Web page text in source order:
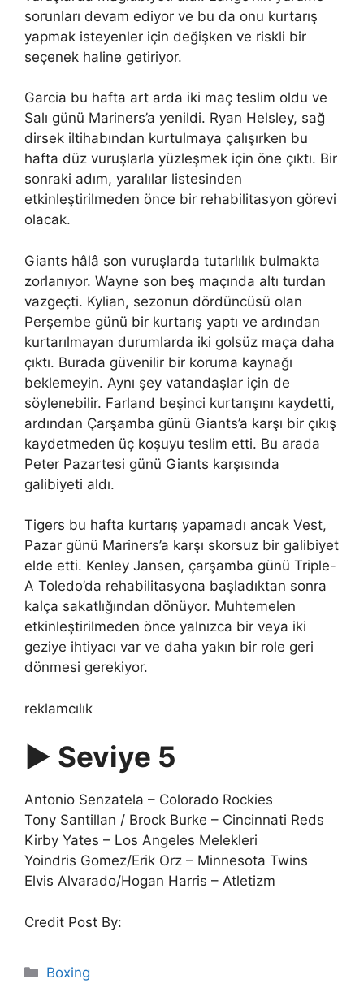
sorunları devam ediyor ve bu da onu kurtarış
yapmak isteyenler için değişken ve riskli bir
seçenek haline getiriyor.
Garcia bu hafta art arda iki maç teslim oldu ve
Salı günü Mariners’a yenildi. Ryan Helsley, sağ
dirsek iltihabından kurtulmaya çalışırken bu
hafta düz vuruşlarla yüzleşmek için öne çıktı. Bir
sonraki adım, yaralılar listesinden
etkinleştirilmeden önce bir rehabilitasyon görevi
olacak.
Giants hâlâ son vuruşlarda tutarlılık bulmakta
zorlanıyor. Wayne son beş maçında altı turdan
vazgeçti. Kylian, sezonun dördüncüsü olan
Perşembe günü bir kurtarış yaptı ve ardından
kurtarılmayan durumlarda iki golsüz maça daha
çıktı. Burada güvenilir bir koruma kaynağı
beklemeyin. Aynı şey vatandaşlar için de
söylenebilir. Farland beşinci kurtarışını kaydetti,
ardından Çarşamba günü Giants’a karşı bir çıkış
kaydetmeden üç koşuyu teslim etti. Bu arada
Peter Pazartesi günü Giants karşısında
galibiyeti aldı.
Tigers bu hafta kurtarış yapamadı ancak Vest,
Pazar günü Mariners’a karşı skorsuz bir galibiyet
elde etti. Kenley Jansen, çarşamba günü Triple-
A Toledo’da rehabilitasyona başladıktan sonra
kalça sakatlığından dönüyor. Muhtemelen
etkinleştirilmeden önce yalnızca bir veya iki
geziye ihtiyacı var ve daha yakın bir role geri
dönmesi gerekiyor.
reklamcılık
▶ Seviye 5
Antonio Senzatela – Colorado Rockies
Tony Santillan / Brock Burke – Cincinnati Reds
Kirby Yates – Los Angeles Melekleri
Yoindris Gomez/Erik Orz – Minnesota Twins
Elvis Alvarado/Hogan Harris – Atletizm
Credit Post By:
Categories
Boxing